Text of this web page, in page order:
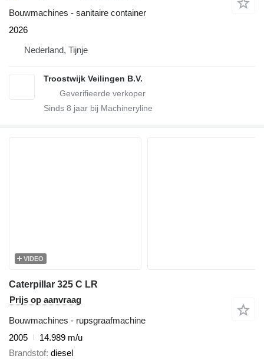
Bouwmachines - sanitaire container
2026
Nederland, Tijnje
Troostwijk Veilingen B.V.
Sinds 8 jaar bij Machineryline
VIDEO
Caterpillar 325 C LR
Prijs op aanvraag
Bouwmachines - rupsgraafmachine
2005
14.989 m/u
Brandstof diesel